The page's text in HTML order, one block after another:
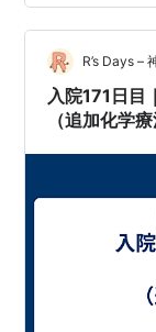
調管理の難し
ン＋シクロフ
法」の投薬に
シクロフォス
R’s Days –
入院171日目
（追加化学